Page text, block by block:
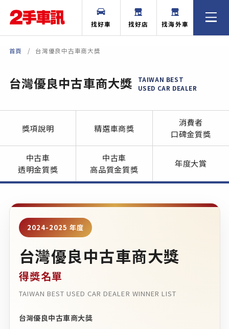
找好車 找好店 找海外車
首頁 台灣優良中古車商大獎
台灣優良中古車商大獎
TAIWAN BEST
USED CAR DEALER
獎項說明 精選車商獎
消費者
口碑金質獎
中古車
透明金質獎
中古車
高品質金質獎
年度大賞
2024-2025 年度
台灣優良中古車商大獎
得獎名單
TAIWAN BEST USED CAR DEALER WINNER LIST
台灣優良中古車商大獎